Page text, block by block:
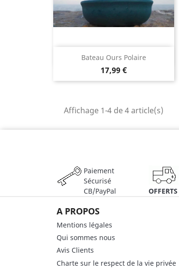
Bateau Ours Polaire
17,99 €
Aperçu rapide
Affichage 1-4 de 4 article(s)
Paiement
Sécurisé
CB/PayPal
OFFERTS
A PROPOS
Mentions légales
Qui sommes nous
Avis Clients
Charte sur le respect de la vie privée